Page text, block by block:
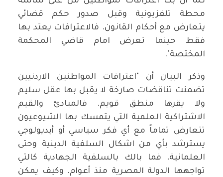
محطة تلفزيونية وقبل صدور حكم قضائي
‏يتعارض مع أحكام القانون. فالاعترافات يعتد بها
فقط حينما تعرض امام ‏قاضي المحكمة
المختصة". ‏
وذكر البيان أن "اعترافات المواطنين الاردنيين
تضمنت تناقضات ‏صارخة لا يقبل بها عقل سليم
ولا يقرها منطق قويم. فالمبادئ ‏والقيم
الاشتراكية العلمية التي يتمسك بها الشيوعيون
تتعارض تماماً ‏مع أي فكر سياسي أو أيديولوجي
يسترشد بأي من اشكال السلفية ‏الدينية وحتى
العلمانية، فما بالك بالسلفية الجهادية كالتي
تواجهها ‏الدولة المصرية منذ أعوام. وكيف يمكن